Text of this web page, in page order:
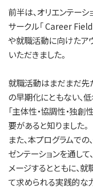
前半は、オリエンテー
サークル「 Career
や就職活動に向けたア
いただきました。
就職活動はまだまだ先
の早期化にともない、
「主体性・協調性・独創
要があると知りました。
また、本プログラムでの
ゼンテーションを通し
メージするとともに、
て求められる実践的な